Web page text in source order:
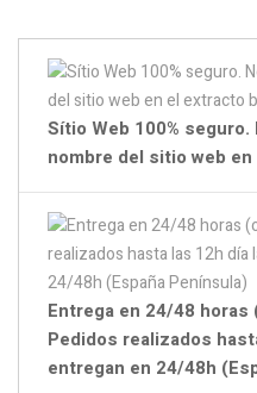
Sítio Web 100%
nombre del sitio web
Entrega en 24/48
Pedidos realizados
entregan en 24/48h